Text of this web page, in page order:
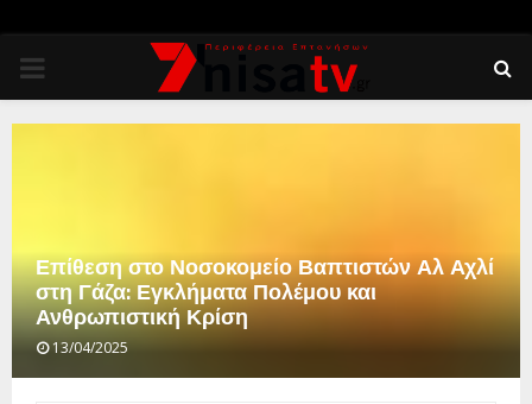
PRIMARY
MENU
Επίθεση στο Νοσοκομείο Βαπτιστών Αλ Αχλί
στη Γάζα: Εγκλήματα Πολέμου και
Ανθρωπιστική Κρίση
13/04/2025